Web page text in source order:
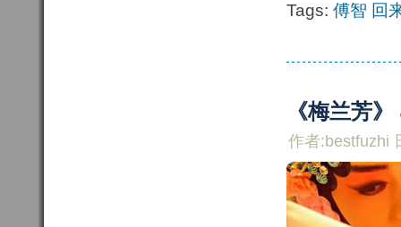
Tags: 傅智 回
《梅兰芳
作者:bestfuzhi